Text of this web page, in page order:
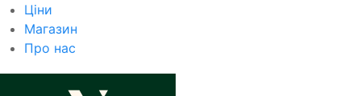
Ціни
Магазин
Про нас